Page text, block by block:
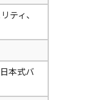
ティ、
本式バ